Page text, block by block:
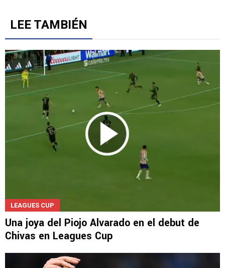
LEE TAMBIÉN
LEAGUES CUP
Una joya del Piojo Alvarado en el debut de
Chivas en Leagues Cup